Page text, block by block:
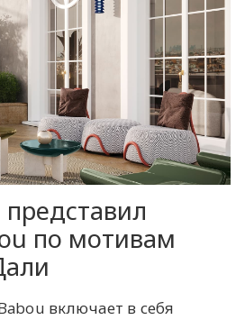
по мотивам
включает в себя